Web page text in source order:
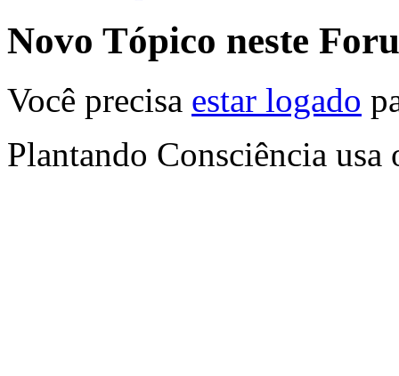
Novo Tópico neste
Você precisa estar logado
Plantando Consciência